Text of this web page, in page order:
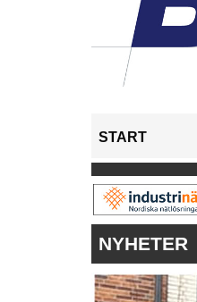
START
NYHETER